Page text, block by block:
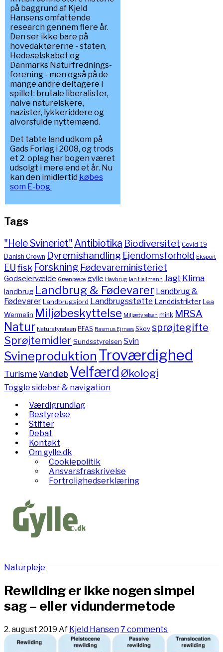
på baggrund af Kjeld
Hansens omfattende
research gennem flere år.
Den ser ikke bare på
hovedaktørerne - staten,
Hedeselskabet og
Danmarks Naturfrednings-
forening - men også på de
mange andre deltagere i
spillet: brutale liberalister,
naive naturelskere,
nazister, lykkeriddere og
alvorsfulde nyttemænd.
Det tabte land udkom på
Gads Forlag i 2008, og trods
et 2. oplag har bogen været
udsolgt i mere end et år. Nu
kan den imidlertid købes
som E-bog.
Tags
"Hele Svineriet" Antibiotika Biodiversitet Covid-19
Danish Crown Dyremishandling Ejendomsforhold Eksport
EUfisk Forskning Fødevareministeriet
Godsejervælde Greenpeace gylle Havbrug Ian Heilmann Jagt Klima
landbrug Landbrug & Fødevarer Landbrug &
FødevarerLandbrugsjord Landbrugsstøtte LanddistrikterLea
Wermelin Miljøbeskyttelse Miljøstyrelsen mink MRSA
Natur Naturstyrelsen PFAS Rasmus Ejrnæs Skov sprøjtegifte
Sprøjtemidler Sundsstyrelsen Svin
Svineproduktion Troværdighed
TurismeVandløb Velfærd Økologi
Toggle sidebar & navigation
Værdigrundlag
Bestyrelse
Stifter
Debat
Kontakt
Om gylle.dk
Cookiepolitik
Ansvarsfraskrivelse
Fortrolighedserklæring
Naturpleje
Rewilding er ikke nogen simpel
sag – eller vidundermetode
2. august 2019 Af Kjeld Hansen7 comments